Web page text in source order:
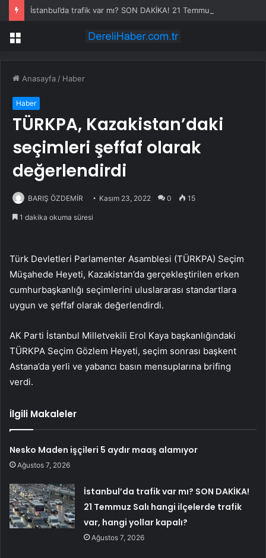
Menü
Anasayfa / Haber
Haber
TÜRKPA, Kazakistan’daki
seçimleri şeffaf olarak
değerlendirdi
BARIŞ ÖZDEMİR Kasım 23, 2022 0 15
1 dakika okuma süresi
Türk Devletleri Parlamenter Asamblesi (TÜRKPA) Seçim
Müşahede Heyeti, Kazakistan’da gerçekleştirilen erken
cumhurbaşkanlığı seçimlerini uluslararası standartlara
uygun ve şeffaf olarak değerlendirdi.
AK Parti İstanbul Milletvekili Erol Kaya başkanlığındaki
TÜRKPA Seçim Gözlem Heyeti, seçim sonrası başkent
Astana’da yerli ve yabancı basın mensuplarına brifing
verdi.
İlgili Makaleler
Nesko Maden işçileri 5 aydır maaş alamıyor
Ağustos 7, 2026
İstanbul’da trafik var mı? SON DAKİKA!
21 Temmuz Salı hangi ilçelerde trafik
var, hangi yollar kapalı?
Ağustos 7, 2026